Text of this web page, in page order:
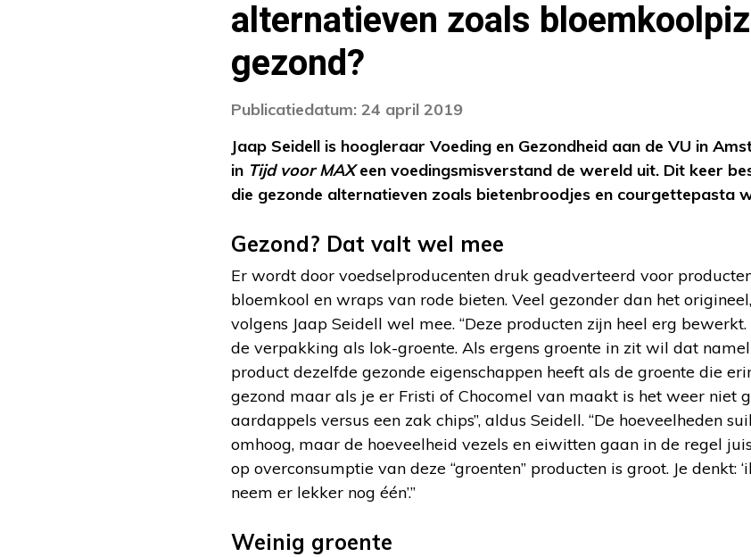
alternatieven zoals
gezond?
Publicatiedatum: 24 april 2019
Jaap Seidell is hoogleraar Voeding en Gezondheid aan de VU in
in Tijd voor MAXeen voedingsmisverstand de wereld uit. Dit keer
die gezonde alternatieven zoals bietenbroodjes en courgettepasta
Gezond? Dat valt wel mee
Er wordt door voedselproducenten druk geadverteerd voor
bloemkool en wraps van rode bieten. Veel gezonder dan het
volgens Jaap Seidell wel mee. “Deze producten zijn heel erg
de verpakking als lok-groente. Als ergens groente in zit wil dat
product dezelfde gezonde eigenschappen heeft als de groente die
gezond maar als je er Fristi of Chocomel van maakt is het weer niet
aardappels versus een zak chips”, aldus Seidell. “De hoeveelheden
omhoog, maar de hoeveelheid vezels en eiwitten gaan in de regel
op overconsumptie van deze “groenten” producten is groot. Je denkt:
neem er lekker nog één’.”
Weinig groente